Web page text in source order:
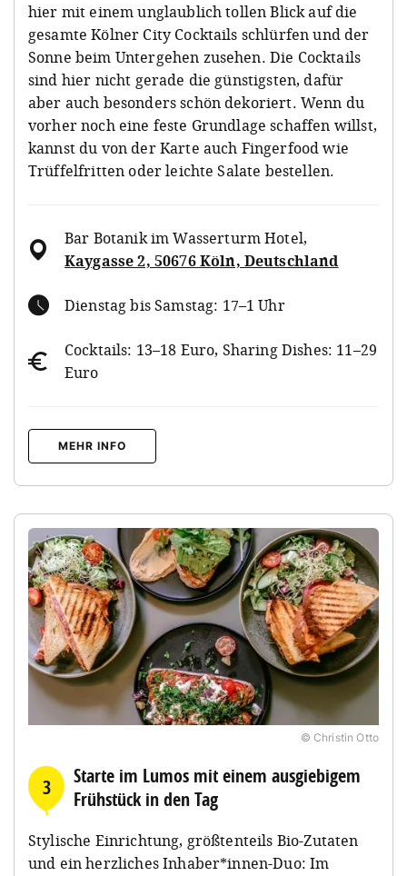
hier mit einem unglaublich tollen Blick auf die
gesamte Kölner City Cocktails schlürfen und der
Sonne beim Untergehen zusehen. Die Cocktails
sind hier nicht gerade die günstigsten, dafür
aber auch besonders schön dekoriert. Wenn du
vorher noch eine feste Grundlage schaffen willst,
kannst du von der Karte auch Fingerfood wie
Trüffelfritten oder leichte Salate bestellen.
Bar Botanik im Wasserturm Hotel,
Kaygasse 2, 50676 Köln, Deutschland
Dienstag bis Samstag: 17–1 Uhr
Cocktails: 13–18 Euro, Sharing Dishes: 11–29
Euro
MEHR INFO
© Christin Otto
3
Starte im Lumos mit einem ausgiebigem
Frühstück in den Tag
Stylische Einrichtung, größtenteils Bio-Zutaten
und ein herzliches Inhaber*innen-Duo: Im